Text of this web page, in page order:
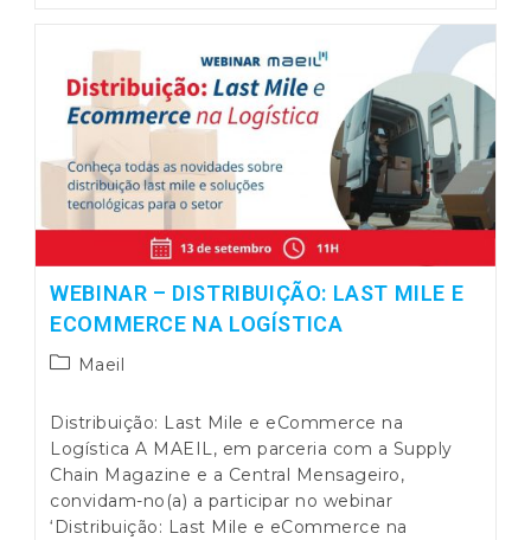
Last
Mile
E
ECommerce
Na
WEBINAR – DISTRIBUIÇÃO: LAST MILE E
ECOMMERCE NA LOGÍSTICA
PostMaeil
Distribuição: Last Mile e eCommerce na
Logística A MAEIL, em parceria com a Supply
Chain Magazine e a Central Mensageiro,
convidam-no(a) a participar no webinar
‘Distribuição: Last Mile e eCommerce na